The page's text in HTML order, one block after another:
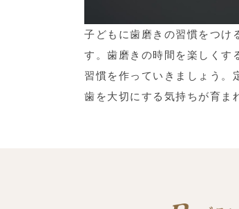
子どもに歯磨きの習慣をつけ
す。歯磨きの時間を楽しくす
習慣を作っていきましょう。
歯を大切にする気持ちが育ま